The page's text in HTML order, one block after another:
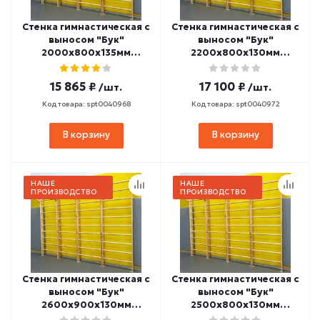
Стенка гимнастическая с
выносом "Бук"
2000х800х135мм
(боковины и
деталях) СТП-23
15 865 ₽ /шт.
Код товара: spt0040968
В корзину
Стенка гимнастическая с
выносом "Бук"
2200х800х130мм
(боковины и
деталях) СТП-27
17 100 ₽ /шт.
Код товара: spt0040972
В корзину
НАШЕ
ПРОИЗВОДСТВО
Стенка гимнастическая с
выносом "Бук"
2600х900х130мм
(боковины и
НАШЕ
ПРОИЗВОДСТВО
Стенка гимнастическая с
выносом "Бук"
2500х800х130мм
(боковины и